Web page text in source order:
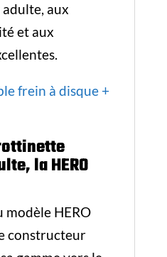
aux
et aux
la HERO
modèle HERO
constructeur